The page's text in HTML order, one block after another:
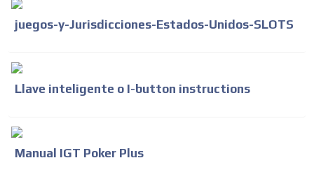
juegos-y-Jurisdicciones-Estados-Unidos-SLOTS
Llave inteligente o I-button instructions
Manual IGT Poker Plus